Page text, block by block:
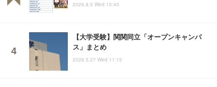
2026.8.5 Wed 10:40
【大学受験】関関同立「オープンキャンパ
ス」まとめ
2026.5.27 Wed 11:15